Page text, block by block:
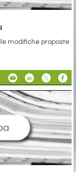
modifiche proposte